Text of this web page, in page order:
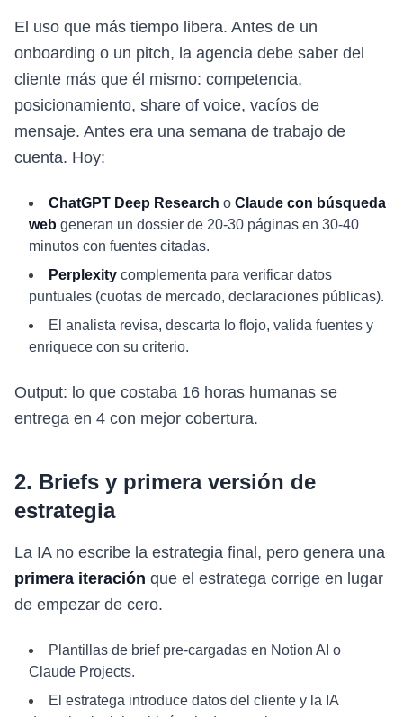
El uso que más tiempo libera. Antes de un
onboarding o un pitch, la agencia debe saber del
cliente más que él mismo: competencia,
posicionamiento, share of voice, vacíos de
mensaje. Antes era una semana de trabajo de
cuenta. Hoy:
ChatGPT Deep Research o Claude con búsqueda
web generan un dossier de 20-30 páginas en 30-40
minutos con fuentes citadas.
Perplexity complementa para verificar datos
puntuales (cuotas de mercado, declaraciones públicas).
El analista revisa, descarta lo flojo, valida fuentes y
enriquece con su criterio.
Output: lo que costaba 16 horas humanas se
entrega en 4 con mejor cobertura.
2. Briefs y primera versión de
estrategia
La IA no escribe la estrategia final, pero genera una
primera iteración que el estratega corrige en lugar
de empezar de cero.
Plantillas de brief pre-cargadas en Notion AI o
Claude Projects.
El estratega introduce datos del cliente y la IA